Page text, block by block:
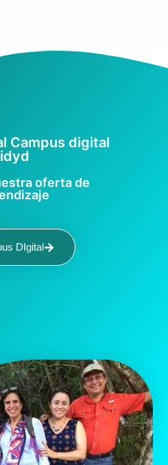
Campus digital
idyd
oferta de
DIgital